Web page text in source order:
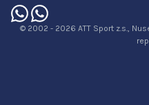
© 2002 - 2026 ATT Sport z.s.,